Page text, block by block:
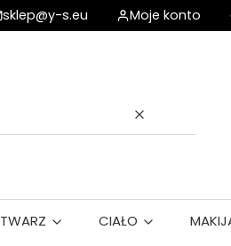
sklep@y-s.eu Moje konto
Wyczyść
TWARZ CIAŁO